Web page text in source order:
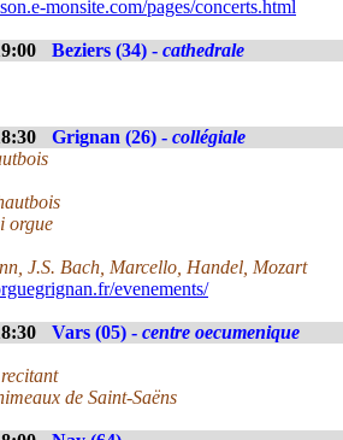
monsite.com/pages/concerts.html
Beziers (34) - cathedrale
Grignan (26) - collégiale
orgue
J.S. Bach, Marcello, Handel, Mozart
evenements/
Vars (05) - centre oecumenique
de Saint-Saëns